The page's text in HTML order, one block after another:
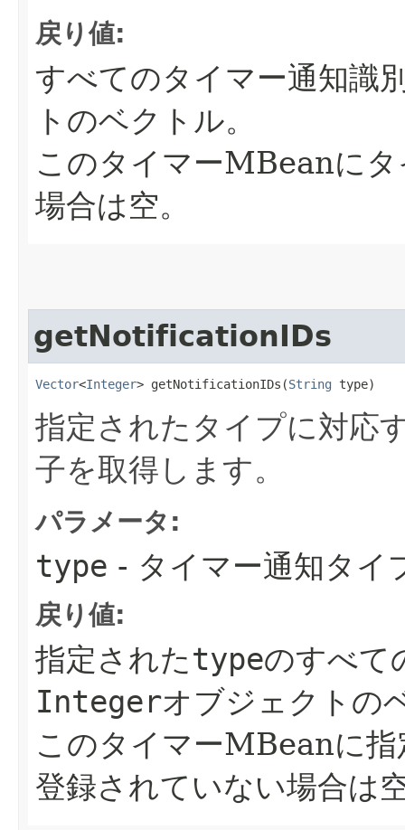
戻り値:
すべてのタイマー通知識
トのベクトル。
このタイマーMBeanに
場合は空。
getNotificationIDs
Vector<Integer> getNotificationIDs​(String type)
指定されたタイプに対応
子を取得します。
パラメータ:
type - タイマー通知タイ
戻り値:
指定されたtypeのすべて
Integerオブジェクトの
このタイマーMBeanに指
登録されていない場合は